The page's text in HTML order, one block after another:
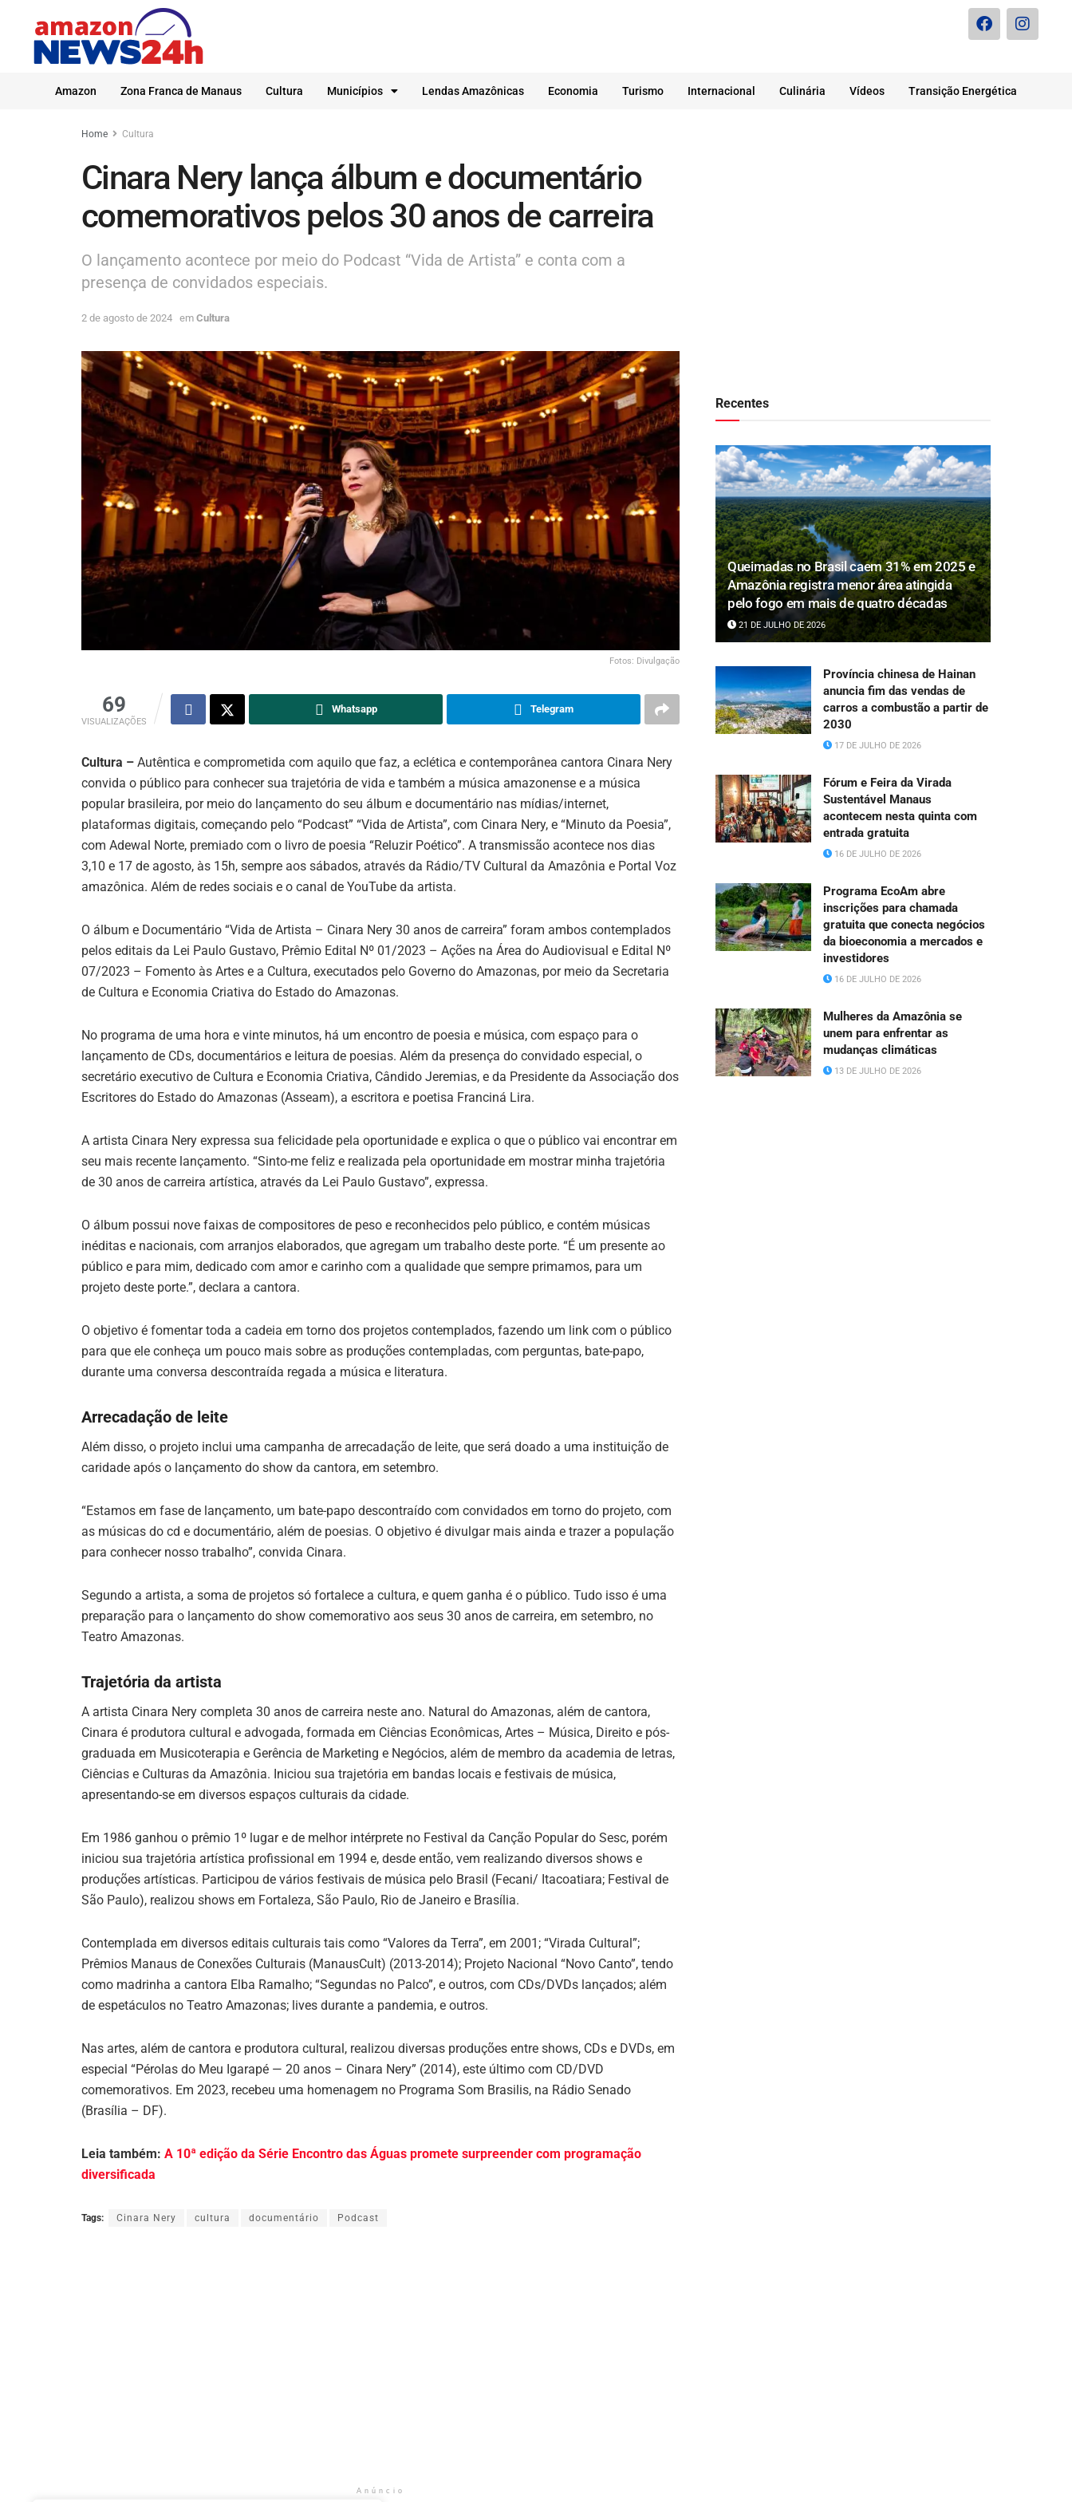
Amazon Zona Franca de Manaus Cultura Municípios Lendas Amazônicas Economia Turismo Internacional Culinária Vídeos Transição Energética
Home Cultura
Cinara Nery lança álbum e documentário
comemorativos pelos 30 anos de carreira
O lançamento acontece por meio do Podcast “Vida de Artista” e conta com a
presença de convidados especiais.
2 de agosto de 2024 em Cultura
Fotos: Divulgação
69
VISUALIZAÇÕES
Whatsapp Telegram
Cultura – Autêntica e comprometida com aquilo que faz, a eclética e contemporânea cantora Cinara Nery
convida o público para conhecer sua trajetória de vida e também a música amazonense e a música
popular brasileira, por meio do lançamento do seu álbum e documentário nas mídias/internet,
plataformas digitais, começando pelo “Podcast” “Vida de Artista”, com Cinara Nery, e “Minuto da Poesia”,
com Adewal Norte, premiado com o livro de poesia “Reluzir Poético”. A transmissão acontece nos dias
3,10 e 17 de agosto, às 15h, sempre aos sábados, através da Rádio/TV Cultural da Amazônia e Portal Voz
amazônica. Além de redes sociais e o canal de YouTube da artista.
O álbum e Documentário “Vida de Artista – Cinara Nery 30 anos de carreira” foram ambos contemplados
pelos editais da Lei Paulo Gustavo, Prêmio Edital Nº 01/2023 – Ações na Área do Audiovisual e Edital Nº
07/2023 – Fomento às Artes e a Cultura, executados pelo Governo do Amazonas, por meio da Secretaria
de Cultura e Economia Criativa do Estado do Amazonas.
No programa de uma hora e vinte minutos, há um encontro de poesia e música, com espaço para o
lançamento de CDs, documentários e leitura de poesias. Além da presença do convidado especial, o
secretário executivo de Cultura e Economia Criativa, Cândido Jeremias, e da Presidente da Associação dos
Escritores do Estado do Amazonas (Asseam), a escritora e poetisa Franciná Lira.
A artista Cinara Nery expressa sua felicidade pela oportunidade e explica o que o público vai encontrar em
seu mais recente lançamento. “Sinto-me feliz e realizada pela oportunidade em mostrar minha trajetória
de 30 anos de carreira artística, através da Lei Paulo Gustavo”, expressa.
O álbum possui nove faixas de compositores de peso e reconhecidos pelo público, e contém músicas
inéditas e nacionais, com arranjos elaborados, que agregam um trabalho deste porte. “É um presente ao
público e para mim, dedicado com amor e carinho com a qualidade que sempre primamos, para um
projeto deste porte.”, declara a cantora.
O objetivo é fomentar toda a cadeia em torno dos projetos contemplados, fazendo um link com o público
para que ele conheça um pouco mais sobre as produções contempladas, com perguntas, bate-papo,
durante uma conversa descontraída regada a música e literatura.
Arrecadação de leite
Além disso, o projeto inclui uma campanha de arrecadação de leite, que será doado a uma instituição de
caridade após o lançamento do show da cantora, em setembro.
“Estamos em fase de lançamento, um bate-papo descontraído com convidados em torno do projeto, com
as músicas do cd e documentário, além de poesias. O objetivo é divulgar mais ainda e trazer a população
para conhecer nosso trabalho”, convida Cinara.
Segundo a artista, a soma de projetos só fortalece a cultura, e quem ganha é o público. Tudo isso é uma
preparação para o lançamento do show comemorativo aos seus 30 anos de carreira, em setembro, no
Teatro Amazonas.
Trajetória da artista
A artista Cinara Nery completa 30 anos de carreira neste ano. Natural do Amazonas, além de cantora,
Cinara é produtora cultural e advogada, formada em Ciências Econômicas, Artes – Música, Direito e pós-
graduada em Musicoterapia e Gerência de Marketing e Negócios, além de membro da academia de letras,
Ciências e Culturas da Amazônia. Iniciou sua trajetória em bandas locais e festivais de música,
apresentando-se em diversos espaços culturais da cidade.
Em 1986 ganhou o prêmio 1º lugar e de melhor intérprete no Festival da Canção Popular do Sesc, porém
iniciou sua trajetória artística profissional em 1994 e, desde então, vem realizando diversos shows e
produções artísticas. Participou de vários festivais de música pelo Brasil (Fecani/ Itacoatiara; Festival de
São Paulo), realizou shows em Fortaleza, São Paulo, Rio de Janeiro e Brasília.
Contemplada em diversos editais culturais tais como “Valores da Terra”, em 2001; “Virada Cultural”;
Prêmios Manaus de Conexões Culturais (ManausCult) (2013-2014); Projeto Nacional “Novo Canto”, tendo
como madrinha a cantora Elba Ramalho; “Segundas no Palco”, e outros, com CDs/DVDs lançados; além
de espetáculos no Teatro Amazonas; lives durante a pandemia, e outros.
Nas artes, além de cantora e produtora cultural, realizou diversas produções entre shows, CDs e DVDs, em
especial “Pérolas do Meu Igarapé — 20 anos – Cinara Nery” (2014), este último com CD/DVD
comemorativos. Em 2023, recebeu uma homenagem no Programa Som Brasilis, na Rádio Senado
(Brasília – DF).
Leia também: A 10ª edição da Série Encontro das Águas promete surpreender com programação
diversificada
Tags: Cinara Nery cultura documentário Podcast
Anúncio
Recentes
Queimadas no Brasil caem 31% em 2025 e
Amazônia registra menor área atingida
pelo fogo em mais de quatro décadas
21 DE JULHO DE 2026
Província chinesa de Hainan
anuncia fim das vendas de
carros a combustão a partir de
2030
17 DE JULHO DE 2026
Fórum e Feira da Virada
Sustentável Manaus
acontecem nesta quinta com
entrada gratuita
16 DE JULHO DE 2026
Programa EcoAm abre
inscrições para chamada
gratuita que conecta negócios
da bioeconomia a mercados e
investidores
16 DE JULHO DE 2026
Mulheres da Amazônia se
unem para enfrentar as
mudanças climáticas
13 DE JULHO DE 2026